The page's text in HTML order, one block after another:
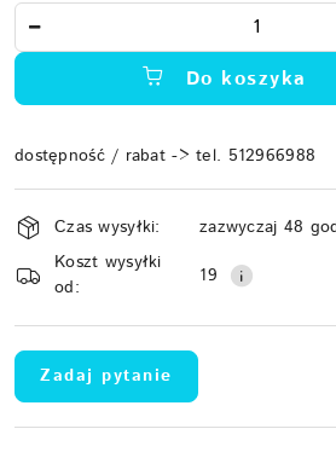
Do koszyka
dostępność / rabat -> tel. 512966988
Wyślij
Dostępność
i
dostawa
Czas wysyłki:
zazwyczaj 48
Koszt wysyłki
od:
19
Zadaj pytanie